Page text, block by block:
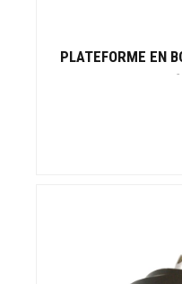
PLATEFORME EN